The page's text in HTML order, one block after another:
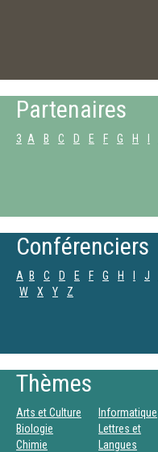
Partenaires
3 A B C D E F G H
Conférenciers
A B C D E F G H J
W
X Y Z
Thèmes
Arts et Culture
Biologie
Chimie
Informatique
Lettres et
Langues